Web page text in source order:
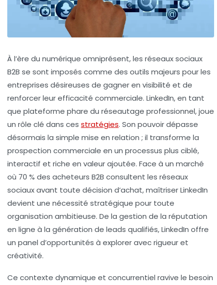
À l’ère du numérique omniprésent, les réseaux sociaux
B2B se sont imposés comme des outils majeurs pour les
entreprises désireuses de gagner en visibilité et de
renforcer leur efficacité commerciale. LinkedIn, en tant
que plateforme phare du réseautage professionnel, joue
un rôle clé dans ces stratégies. Son pouvoir dépasse
désormais la simple mise en relation ; il transforme la
prospection commerciale en un processus plus ciblé,
interactif et riche en valeur ajoutée. Face à un marché
où 70 % des acheteurs B2B consultent les réseaux
sociaux avant toute décision d’achat, maîtriser LinkedIn
devient une nécessité stratégique pour toute
organisation ambitieuse. De la gestion de la réputation
en ligne à la génération de leads qualifiés, LinkedIn offre
un panel d’opportunités à explorer avec rigueur et
créativité.
Ce contexte dynamique et concurrentiel ravive le besoin